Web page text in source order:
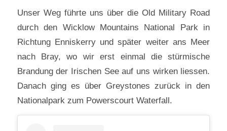
Unser Weg führte uns über die Old Military Road
durch den Wicklow Mountains National Park in
Richtung Enniskerry und später weiter ans Meer
nach Bray, wo wir erst einmal die stürmische
Brandung der Irischen See auf uns wirken liessen.
Danach ging es über Greystones zurück in den
Nationalpark zum Powerscourt Waterfall.